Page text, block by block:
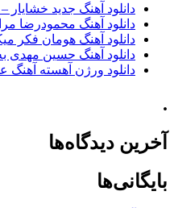
دانلود آهنگ جدید خشایار
دانلود آهنگ محمودرضا
دانلود آهنگ هومان فکر
دانلود آهنگ حسین مهدی
دانلود ورژن آهسته آهنگ
.
آخرین دیدگاه‌ها
بایگانی‌ها